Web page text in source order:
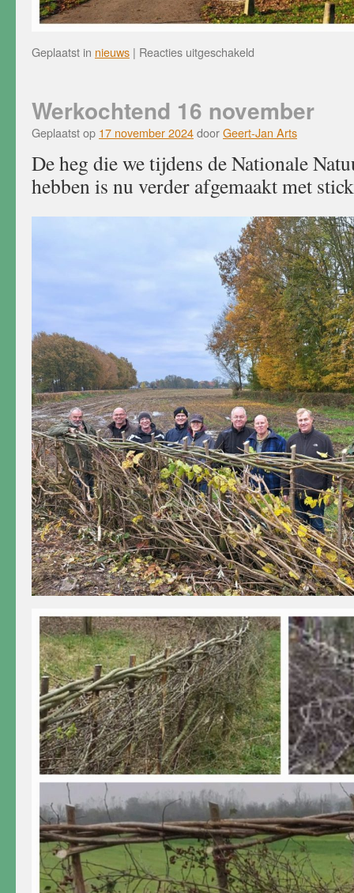
Geplaatst in nieuws | Reacties uitgeschakeld
november
Werkochtend 16 november
Geplaatst op 17 november 2024doorGeert-Jan Arts
De heg die we tijdens de Nationale
hebben is nu verder afgemaakt met